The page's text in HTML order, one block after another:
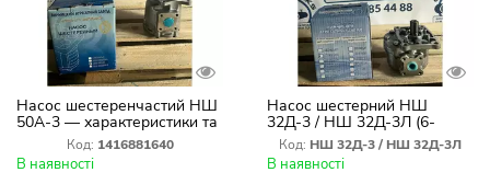
Насос шестеренчастий НШ
50А-3 — характеристики та
застосування
Код: 1416881640
В наявності
Насос шестерний НШ
32Д-3 / НШ 32Д-3Л (6-
шліців)
Код: НШ 32Д-3 / НШ 32Д-3Л
В наявності